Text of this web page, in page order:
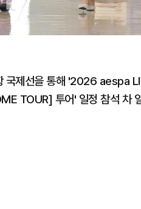
국제선을 통해 '2026 aespa
TOUR] 투어' 일정 참석 차